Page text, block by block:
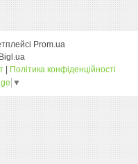
Prom.ua
Політика конфіденційності
▼